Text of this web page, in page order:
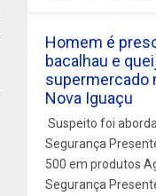
Homem é
bacalhau e
supermercado
Nova Iguaçu
Suspeito foi
Segurança
500 em produtos
Segurança